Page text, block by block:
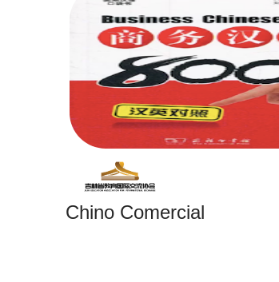
Chino Comercial